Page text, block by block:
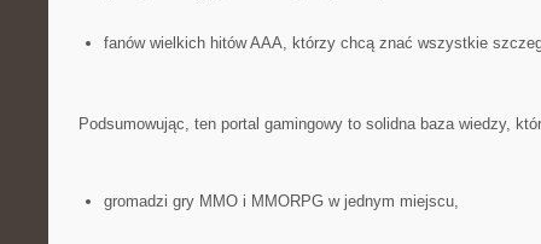
fanów wielkich hitów AAA, którzy chcą znać wszystkie
Podsumowując, ten portal gamingowy to solidna baza wiedzy,
gromadzi gry MMO i MMORPG w jednym miejscu,